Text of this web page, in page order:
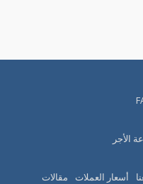
الأجر
أسعار العملات مقالات